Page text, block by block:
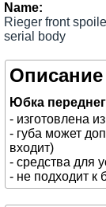
Name:
Rieger front
serial body
Описание
Юбка
- изготовлена
- губа может
входит)
- средства для
- не подходит к